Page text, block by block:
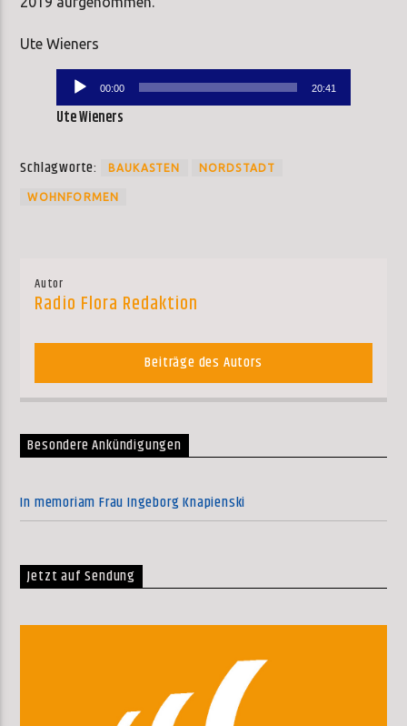
Ute Wieners
Audio-
00:00 20:41
Ute Wieners
Schlagworte: BAUKASTEN NORDSTADT
WOHNFORMEN
Autor
Radio Flora Redaktion
Beiträge des Autors
Besondere Ankündigungen
In memoriam Frau Ingeborg Knapienski
Jetzt auf Sendung